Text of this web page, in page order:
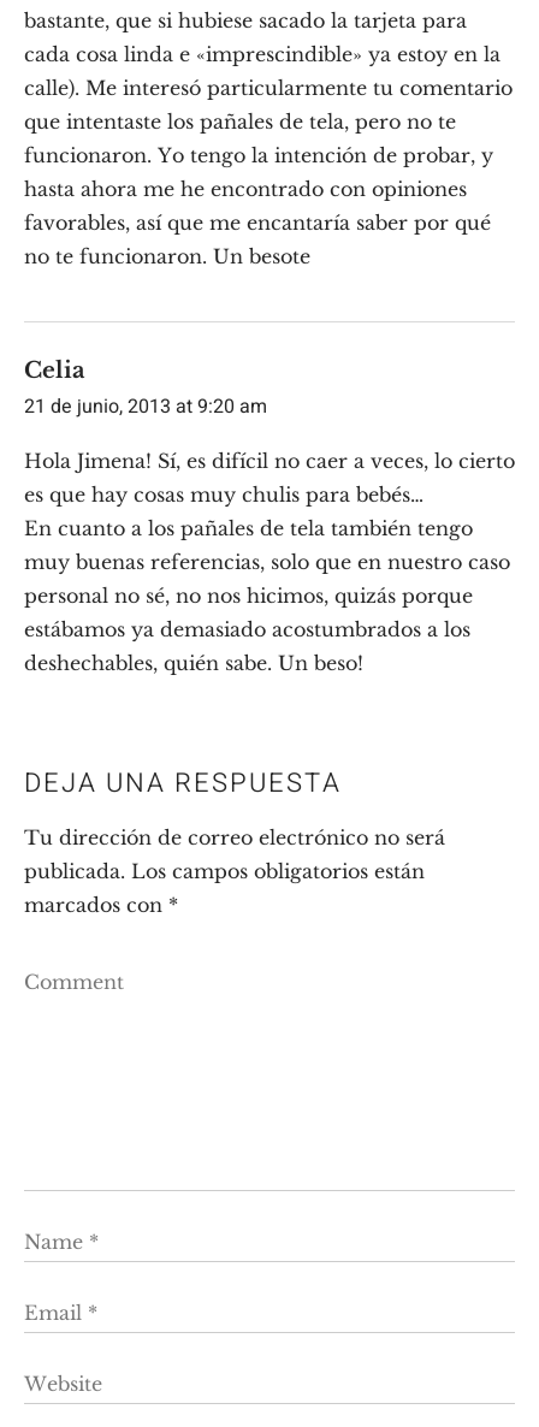
bastante, que si hubiese sacado la tarjeta para
cada cosa linda e «imprescindible» ya estoy en la
calle). Me interesó particularmente tu comentario
que intentaste los pañales de tela, pero no te
funcionaron. Yo tengo la intención de probar, y
hasta ahora me he encontrado con opiniones
favorables, así que me encantaría saber por qué
no te funcionaron. Un besote
Celia
21 de junio, 2013 at 9:20 am
Hola Jimena! Sí, es difícil no caer a veces, lo cierto
es que hay cosas muy chulis para bebés…
En cuanto a los pañales de tela también tengo
muy buenas referencias, solo que en nuestro caso
personal no sé, no nos hicimos, quizás porque
estábamos ya demasiado acostumbrados a los
deshechables, quién sabe. Un beso!
DEJA UNA RESPUESTA
Tu dirección de correo electrónico no será
publicada. Los campos obligatorios están
marcados con *
Comment
Name *
Email *
Website